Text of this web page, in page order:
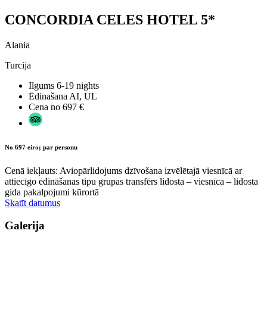
CONCORDIA CELES HOTEL 5*
Alania
Turcija
Ilgums 6-19 nights
Ēdinašana AI, UL
Cena no 697 €
No 697 eiro; par personu
Cenā iekļauts: Aviopārlidojums dzīvošana izvēlētajā viesnīcā ar
attiecīgo ēdināšanas tipu grupas transfērs lidosta – viesnīca – lidosta
gida pakalpojumi kūrortā
Skatīt datumus
Galerija